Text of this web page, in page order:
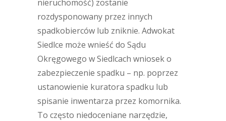
nieruchomość) zostanie
rozdysponowany przez innych
spadkobierców lub zniknie. Adwokat
Siedlce może wnieść do Sądu
Okręgowego w Siedlcach wniosek o
zabezpieczenie spadku – np. poprzez
ustanowienie kuratora spadku lub
spisanie inwentarza przez komornika.
To często niedoceniane narzędzie,